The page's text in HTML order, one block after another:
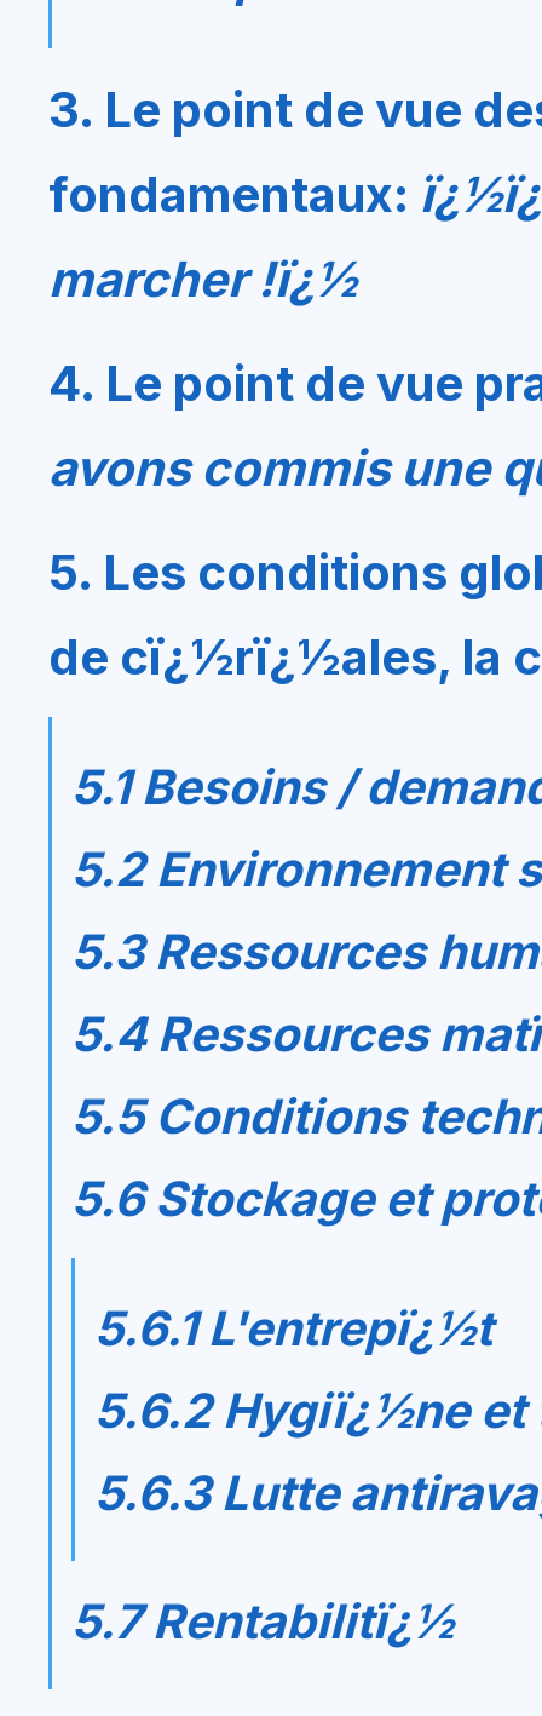
3. Le point de vue
fondamentaux:
marcher !ï¿½
4. Le point de vue
avons commis une
5. Les conditions
de cï¿½rï¿½ales, la
5.1 Besoins /
5.2 Environnement
5.3 Ressources
5.4 Ressources
5.5 Conditions
5.6 Stockage et
5.6.1 L'entrepï¿½t
5.6.2 Hygiï¿½ne
5.6.3 Lutte
5.7 Rentabilitï¿½